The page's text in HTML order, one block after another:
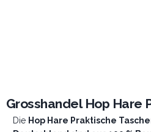
Grosshandel Hop Hare
Die Hop Hare Praktische